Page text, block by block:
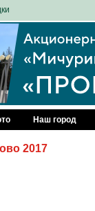
Наш город
2017